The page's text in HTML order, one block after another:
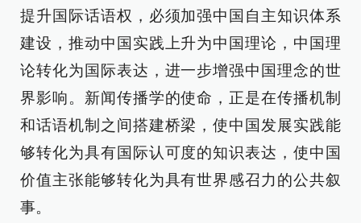
提升国际话语权，必须加强中国自主知识体系
建设，推动中国实践上升为中国理论，中国理
论转化为国际表达，进一步增强中国理念的世
界影响。新闻传播学的使命，正是在传播机制
和话语机制之间搭建桥梁，使中国发展实践能
够转化为具有国际认可度的知识表达，使中国
价值主张能够转化为具有世界感召力的公共叙
事。